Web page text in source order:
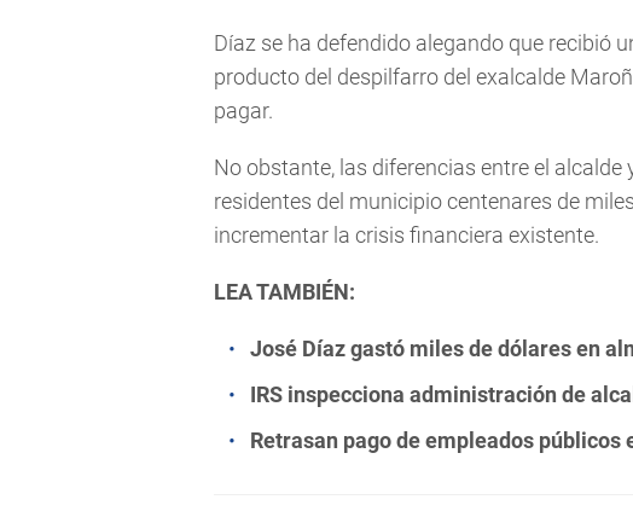
Díaz se ha defendido alegando que recibió
producto del despilfarro del exalcalde
pagar.
No obstante, las diferencias entre el
residentes del municipio centenares de
incrementar la crisis financiera existente.
LEA TAMBIÉN:
José Díaz gastó miles de dólares en
IRS inspecciona administración de
Retrasan pago de empleados públicos